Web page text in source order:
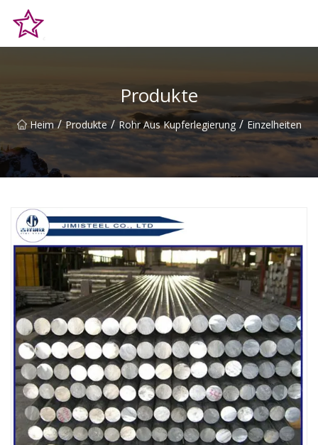
Produkte
Heim / Produkte / Rohr Aus Kupferlegierung / Einzelheiten